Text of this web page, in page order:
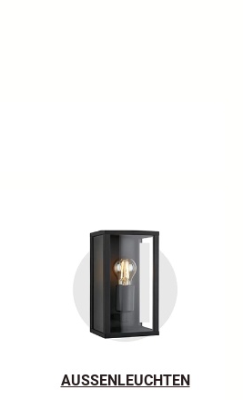
AUSSENLEUCHTEN